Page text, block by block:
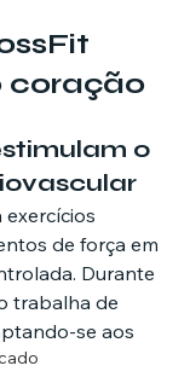
coração
o
exercícios
de força em
Durante
trabalha de
se aos